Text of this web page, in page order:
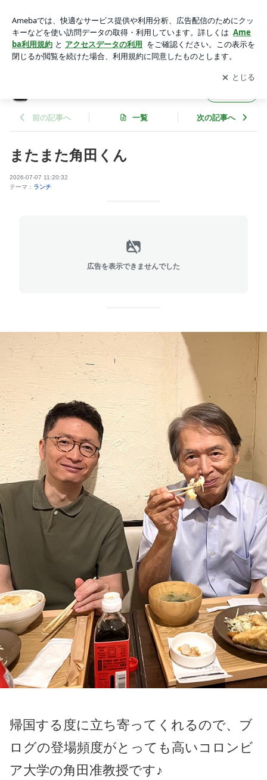
アプリをダウンロードして ブログの更新通知
を受け取りまし
ょう。
開く
前の記事へ 一覧 次の記事へ
またまた角田くん
2026-07-07 11:20:32
テーマ： ランチ
広告を表示できませんでした
帰国する度に立ち寄ってくれるので、ブ
ログの登場頻度がとっても高いコロンビ
ア大学の角田准教授です♪